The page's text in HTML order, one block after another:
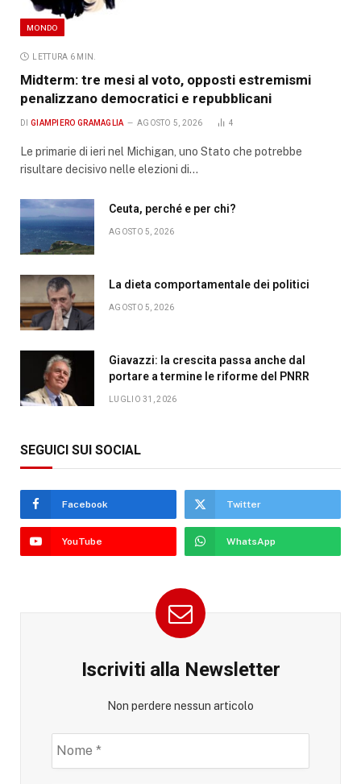
MONDO
LETTURA 6 MIN.
Midterm: tre mesi al voto, opposti estremismi
penalizzano democratici e repubblicani
DI GIAMPIERO GRAMAGLIA AGOSTO 5, 2026 4
Le primarie di ieri nel Michigan, uno Stato che potrebbe
risultare decisivo nelle elezioni di…
Ceuta, perché e per chi?
AGOSTO 5, 2026
La dieta comportamentale dei politici
AGOSTO 5, 2026
Giavazzi: la crescita passa anche dal
portare a termine le riforme del PNRR
LUGLIO 31, 2026
SEGUICI SUI SOCIAL
Facebook Twitter
YouTube WhatsApp
Iscriviti alla Newsletter
Non perdere nessun articolo